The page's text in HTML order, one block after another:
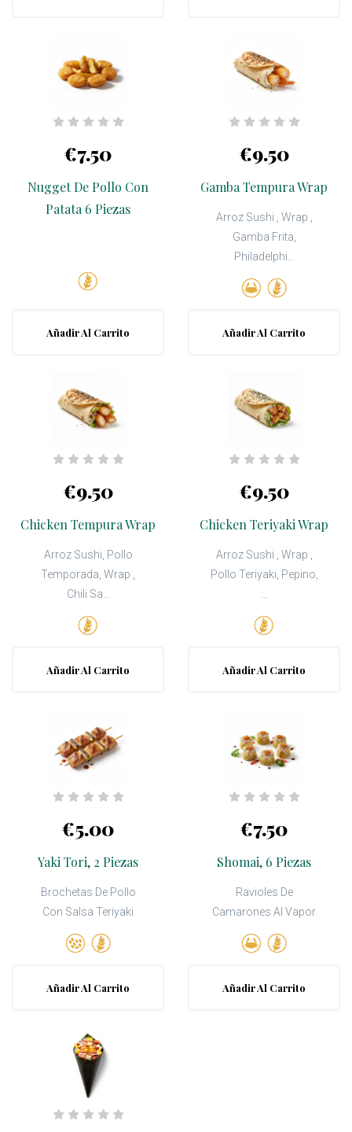
€7.50
Nugget De Pollo Con
Patata 6 Piezas
Añadir Al Carrito
€9.50
Gamba Tempura Wrap
Arroz Sushi , Wrap ,
Gamba Frita,
Philadelphi...
Añadir Al Carrito
€9.50
Chicken Tempura Wrap
Arroz Sushi, Pollo
Temporada, Wrap ,
Chili Sa...
Añadir Al Carrito
€9.50
Chicken Teriyaki Wrap
Arroz Sushi , Wrap ,
Pollo Teriyaki, Pepino,
Añadir Al Carrito
€5.00
Yaki Tori, 2 Piezas
Brochetas De Pollo
Con Salsa Teriyaki
Añadir Al Carrito
€7.50
Shomai, 6 Piezas
Ravioles De
Camarones Al Vapor
Añadir Al Carrito